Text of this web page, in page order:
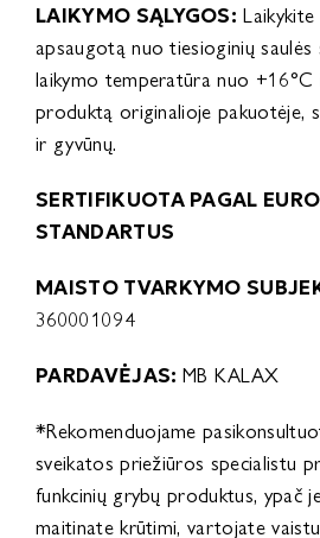
LAIKYMO SĄLYGOS:
apsaugotą nuo tiesioginių saulės
laikymo temperatūra nuo +16°C
produktą originalioje pakuotėje,
ir gyvūnų.
SERTIFIKUOTA PAGAL
STANDARTUS
MAISTO TVARKYMO
360001094
PARDAVĖJAS: MB KALAX
*Rekomenduojame
sveikatos priežiūros specialistu
funkcinių grybų produktus, ypač
maitinate krūtimi, vartojate